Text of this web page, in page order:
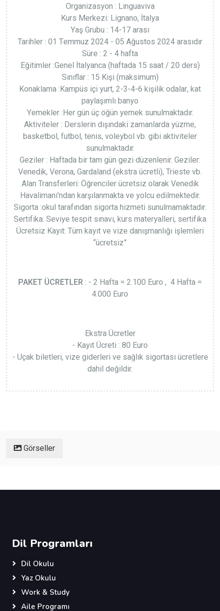
Organizasyon : Linguaviva
Kurs Merkezi: Lignano, İtalya
Yaş Grubu : 14-17 arası
Tarihler : 01 Temmuz 2024 - 05 Ağustos 2024 arasıdır
Süre : 2 - 4 hafta
Eğitimler :Genel İtalyanca (haftada 15 saat / 20 ders)
Sınıflar : 15 Kişi (maksimum)
Konaklama :Kampüs içi yurt, 2-3-4-6 kişilik odalar, kat
paylaşımlı banyo
Yemekler :Her gün üç öğün yemek sunulmaktadır.
Aktiviteler : Derslerin dışındaki zamanlarda yüzme,
basketbol, futbol, tenis, voleybol vb. gibi aktiviteler
sunulmaktadır.
Geziler : Haftada bir tam gün gezi düzenlenir. Geziler:
Venedik, Verona, Gardaland (ekstra ücretli), Trieste vb.
Alan Transferleri: Öğrenciler ücretsiz olarak Venedik
Havalimanı'ndan karşılanmakta ve yolcu edilmektedir.
Sigorta :okul tarafından sigorta hizmeti sunulmamaktadır.
Sertifika: Seviye tespit sınavı, kurs materyalleri, sertifika
Ücretsiz Kayıt: Tüm kayıt ve vize danışmanlığı işlemleri
“ücretsiz”
PAKET ÜCRETLER: - 2 Hafta = 2.100 Euro , 4 Hafta =
4.000 Euro
Ekstra Ücretler
- Kayıt Ücreti : 80 Euro
- Uçak biletleri, vize giderleri ve sağlık sigortası ücretlere
dahil değildir.
Görseller
Dil Programları
Dil Okulu
Yaz Okulu
Work & Study
Aile Programı